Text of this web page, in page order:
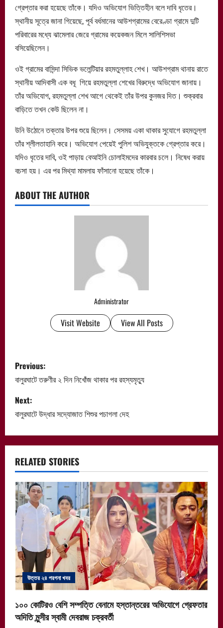
গ্রেপ্তার করা হয়েছে তাঁকে। যদিও অভিযোগ ভিত্তিহীন বলে দাবি ধৃতের।
স্থানীয় সূত্রে জানা গিয়েছে, পূর্ব বর্ধমানের আউশগ্রামের বেরেণ্ডা গ্রামে দুটি
পরিবারের মধ্যে ঝামেলার জেরে গ্রামের কয়েকজন মিলে সালিশিসভা
বসিয়েছিলেন।
ওই গ্রামের বাসিন্দা সিভিক ভলেন্টিয়ার রহমতুল্লাহ শেখ। আউশগ্রাম থানায় রাতে
স্থানীয় আদিবাসী এক বধূ গিয়ে রহমতুল্লা শেখের বিরুদ্ধে অভিযোগ জানায়।
তাঁর অভিযোগ, রহমতুল্লা শেখ আগে থেকেই তাঁর উপর কুনজর দিত। শুক্রবার
বাড়িতে তখন কেউ ছিলেন না।
উনি উঠোনে তক্তার উপর শুয়ে ছিলেন। সেসময় একা থাকার সুযোগে রহমতুল্লা
তাঁর শ্লীলতাহানি করে। অভিযোগ পেয়েই পুলিশ অভিযুক্তকে গ্রেপ্তার করে।
যদিও ধৃতের দাবি, ওই পাড়ায় বেআইনি চোলাইমদের কারবার চলে। নিষেধ করায়
বচসা হয়। এর পর মিথ্যা মামলায় ফাঁসানো হয়েছে তাঁকে।
ABOUT THE AUTHOR
Administrator
Visit Website View All Posts
P
o
s
t
n
a
v
i
g
a
t
i
o
Previous:
বালুরঘাটে তরুণীর ২ দিন নিখোঁজ থাকার পর রহস্যমৃত্যু
Next:
বালুরঘাটে উদ্ধার সদ্যোজাত শিশুর পচাগলা দেহ
RELATED STORIES
উত্তর ২৪ পরগনা খবর
১০০ কোটিরও বেশি সম্পত্তি বেনামে হস্তান্তরের অভিযোগে গ্রেফতার
অদিতি মুন্সীর স্বামী দেবরাজ চক্রবর্তী